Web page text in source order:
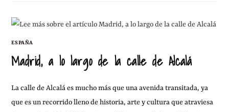
ESPAÑA
Madrid, a lo largo de la calle de Alcalá
La calle de Alcalá es mucho más que una avenida transitada, ya
que es un recorrido lleno de historia, arte y cultura que atraviesa